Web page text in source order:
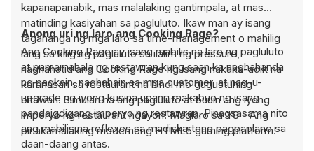
kapanapanabik, mas malalaking gantimpala, at mas
matinding kasiyahan sa pagluluto. Ikaw man ay isang
tagahanga ng mga laro sa time-management o mahilig
lang sa kilig ng pagluluto sa ilalim ng pressure,
naghahatid ang Cooking Rage ng isang nakaka-adik na
karanasan sa restaurant na hindi mo gugustuhing
bitawan. Simulan na ang pagluluto at buuin ang iyong
imperyo ng restaurant ngayon! Maglaro sa Y8 - Ang
pinakamalaking modernong HTML5 gaming platform!
Anong uri ng laro ang Cooking Rage?
Ang Cooking Rage ay isang mabilis na laro ng pagluluto
at pamamahala ng restawran kung saan ka naghahanda
ng pagkain, naghahain sa mga customer, at nag-u-
upgrade ng iyong kusina upang makabuo ng isang
pandaigdigang imperyo ng restawran. Pinagsasama nito
ang mabilis na reflexes sa madiskarteng pagpaplano sa
daan-daang antas.